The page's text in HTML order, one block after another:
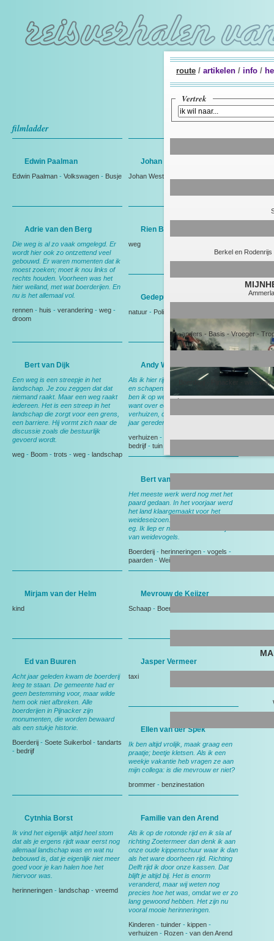
route / artikelen / info /
Johan Westmaas
Berkel en Rodenrijs
anders - Basis- Vroeger-
Boerderij Pijnacker wijk
Vertrek
filmladder
Edwin Paalman
Edwin Paalman - Volkswagen - Busje
Johan Westmaas
Johan Westmaas
Adrie van den Berg
Die weg is al zo vaak omgelegd. Er
wordt hier ook zo ontzettend veel
gebouwd. Er waren momenten dat ik
moest zoeken; moet ik nou links of
rechts houden. Voorheen was het
hier weiland, met wat boerderijen. En
nu is het allemaal vol.
rennen - huis - verandering - weg -
droom
Rien Bakker
weg
Gedeputeerde Evertse
natuur - Politiek
Bert van Dijk
Een weg is een streepje in het
landschap. Je zou zeggen dat dat
niemand raakt. Maar een weg raakt
iedereen. Het is een streep in het
landschap die zorgt voor een grens,
een barriere. Hij vormt zich naar de
discussie zoals die bestuurlijk
gevoerd wordt.
weg - Boom - trots - weg - landschap
Andy Wibier
Als ik hier rij denk ik aan ruimte, rust
en schapen. En aan thuis, want dan
ben ik op weg naar huis. Nog wel,
want over een maand ga ik
verhuizen, dan heb ik deze weg 15
jaar gereden.
verhuizen -
bedrijf - tuin
Bert van Leeuwen
Het meeste werk werd nog met het
paard gedaan. In het voorjaar werd
het land klaargemaakt voor het
weideseizoen. Met het paard voor de
eg. Ik liep er naast en zocht nestjes
van weidevogels.
Boerderij - herinneringen - vogels -
paarden - Weiland
Mirjam van der Helm
kind
Mevrouw de Keijzer
Schaap - Boerderij
Ed van Buuren
Acht jaar geleden kwam de boerderij
leeg te staan. De gemeente had er
geen bestemming voor, maar wilde
hem ook niet afbreken. Alle
boerderijen in Pijnacker zijn
monumenten, die worden bewaard
als een stukje historie.
Boerderij - Soete Suikerbol - tandarts
- bedrijf
Jasper Vermeer
taxi
Ellen van der Spek
Ik ben altijd vrolijk, maak graag een
praatje; beetje kletsen. Als ik een
weekje vakantie heb vragen ze aan
mijn collega: is die mevrouw er niet?
brommer - benzinestation
Cytnhia Borst
Ik vind het eigenlijk altijd heel stom
dat als je ergens rijdt waar eerst nog
allemaal landschap was en wat nu
bebouwd is, dat je eigenlijk niet meer
goed voor je kan halen hoe het
hiervoor was.
herinneringen - landschap - vreemd
Familie van den Arend
Als ik op de rotonde rijd en ik sla af
richting Zoetermeer dan denk ik aan
onze oude kippenschuur waar ik dan
als het ware doorheen rijd. Richting
Delft rijd ik door onze kassen. Dat
blijft je altijd bij. Het is enorm
veranderd, maar wij weten nog
precies hoe het was, omdat we er zo
lang gewoond hebben. Het zijn nu
vooral mooie herinneringen.
Kinderen - tuinder - kippen -
verhuizen - Rozen - van den Arend